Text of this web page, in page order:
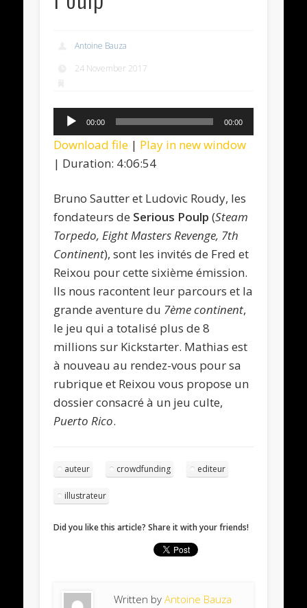
Antoine Bauza
24 November 2017
Audio
Player
00:00 00:00
Download file | Play in new window
| Duration: 4:06:54
Bruno Sautter et Ludovic Roudy, les
fondateurs de Serious Poulp (Steam
Torpedo, Eight Masters Revenge, 7th
Continent), sont les invités de Fred et
Reixou pour cette sixième émission.
Ils nous racontent leur parcours et la
grande aventure du 7ème continent,
le jeu qui a totalisé plus de 8
millions sur Kickstarter. Mathias est
à nouveau au rendez-vous pour sa
rubrique et Reixou vous propose un
dossier consacré à un jeu culte,
Puerto Rico.
auteur crowdfunding editeur
illustrateur
Did you like this article? Share it with your friends!
Written byAntoine Bauza